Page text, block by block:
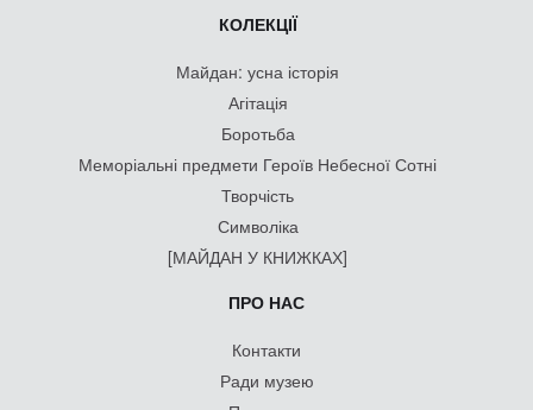
КОЛЕКЦІЇ
Майдан: усна історія
Агітація
Боротьба
Меморіальні предмети Героїв Небесної Сотні
Творчість
Символіка
[МАЙДАН У КНИЖКАХ]
ПРО НАС
Контакти
Ради музею